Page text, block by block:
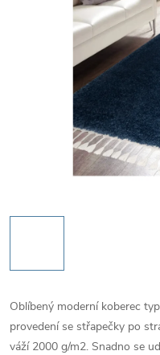
Oblíbený moderní koberec
provedení se střapečky po
váží 2000 g/m2. Snadno se